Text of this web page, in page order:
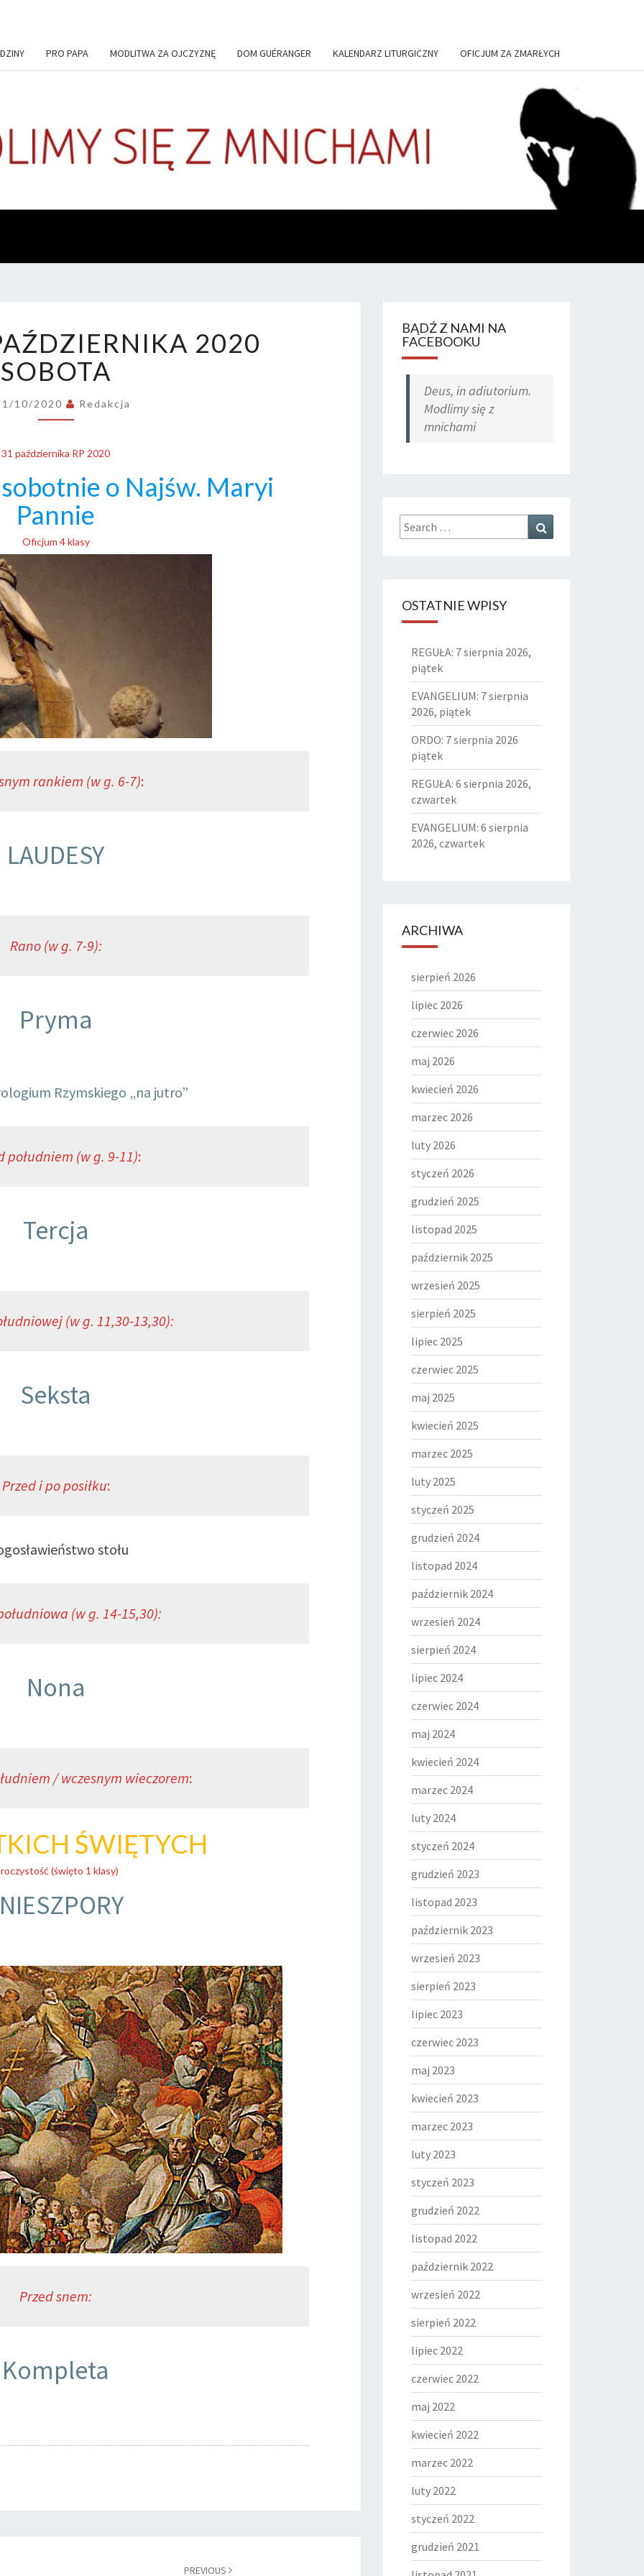
PRO PAPA MODLITWA ZA OJCZYZNĘ DOM GUÉRANGER KALENDARZ LITURGICZNY OFICJUM ZA ZMARŁYCH
Codziennie
31
PAŹDZIERNIKA
2020
2020
SOBOTA
10/2020 Redakcja
31 października RP 2020
o Najśw. Maryi
Pannie
Oficjum 4 klasy
rankiem (w g. 6-7):
LAUDESY
Rano (w g. 7-9):
Pryma
Rzymskiego „na jutro”
południem (w g. 9-11):
Tercja
(w g. 11,30-13,30):
Seksta
Przed i po posiłku:
stołu
(w g. 14-15,30):
Nona
/ wczesnym wieczorem:
ŚWIĘTYCH
(święto 1 klasy)
Przed snem:
Kompleta
PREVIOUS
BĄDŹ Z NAMI NA
FACEBOOKU
Deus, in adiutorium.
Modlimy się z
mnichami
Search
for:
OSTATNIE WPISY
REGUŁA: 7 sierpnia 2026,
piątek
EVANGELIUM: 7 sierpnia
2026, piątek
ORDO: 7 sierpnia 2026
piątek
REGUŁA: 6 sierpnia 2026,
czwartek
EVANGELIUM: 6 sierpnia
2026, czwartek
ARCHIWA
sierpień 2026
lipiec 2026
czerwiec 2026
maj 2026
kwiecień 2026
marzec 2026
luty 2026
styczeń 2026
grudzień 2025
listopad 2025
październik 2025
wrzesień 2025
sierpień 2025
lipiec 2025
czerwiec 2025
maj 2025
kwiecień 2025
marzec 2025
luty 2025
styczeń 2025
grudzień 2024
listopad 2024
październik 2024
wrzesień 2024
sierpień 2024
lipiec 2024
czerwiec 2024
maj 2024
kwiecień 2024
marzec 2024
luty 2024
styczeń 2024
grudzień 2023
listopad 2023
październik 2023
wrzesień 2023
sierpień 2023
lipiec 2023
czerwiec 2023
maj 2023
kwiecień 2023
marzec 2023
luty 2023
styczeń 2023
grudzień 2022
listopad 2022
październik 2022
wrzesień 2022
sierpień 2022
lipiec 2022
czerwiec 2022
maj 2022
kwiecień 2022
marzec 2022
luty 2022
styczeń 2022
grudzień 2021